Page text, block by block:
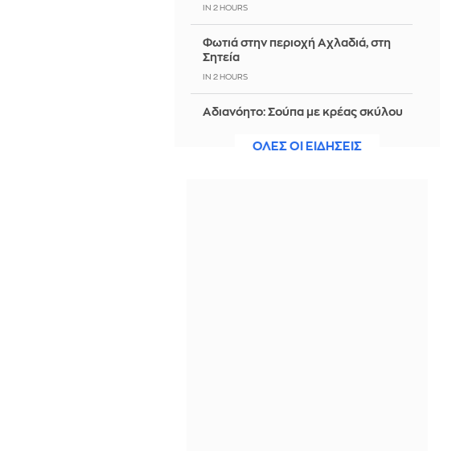
IN 2 HOURS
Φωτιά στην περιοχή Αχλαδιά, στη
Σητεία
IN 2 HOURS
Αδιανόητο: Σούπα με κρέας σκύλου
καύσωνα στη Βόρεια Κορέα
ΟΛΕΣ ΟΙ ΕΙΔΗΣΕΙΣ